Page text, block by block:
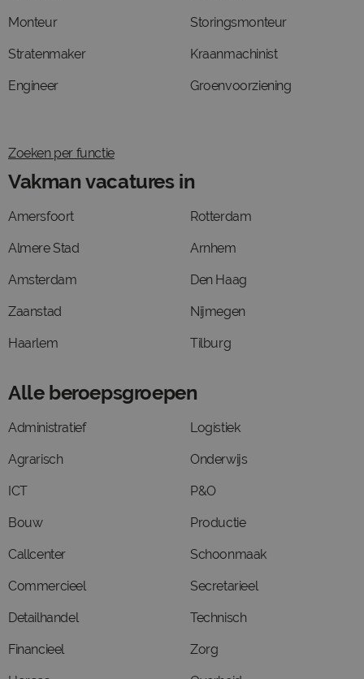
Monteur
Stratenmaker
Engineer
Storingsmonteur
Kraanmachinist
Groenvoorziening
Zoeken per functie
Vakman vacatures in
Amersfoort
Almere Stad
Amsterdam
Zaanstad
Haarlem
Rotterdam
Arnhem
Den Haag
Nijmegen
Tilburg
Alle beroepsgroepen
Administratief
Agrarisch
ICT
Bouw
Callcenter
Commercieel
Detailhandel
Financieel
Logistiek
Onderwijs
P&O
Productie
Schoonmaak
Secretarieel
Technisch
Zorg